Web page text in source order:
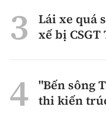
Lái xe quá
xế bị
"Bến sông
thi kiến